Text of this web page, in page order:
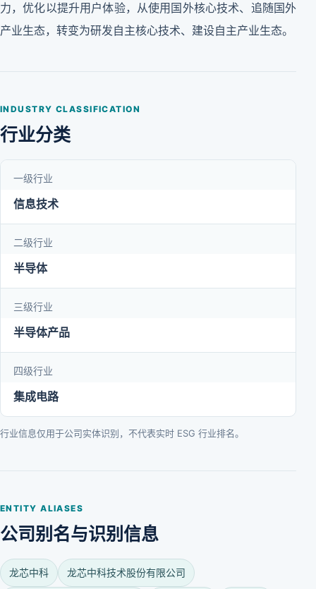
力，优化以提升用户体验，从使用国外核心技术、追随国外
产业生态，转变为研发自主核心技术、建设自主产业生态。
INDUSTRY CLASSIFICATION
行业分类
一级行业
信息技术
二级行业
半导体
三级行业
半导体产品
四级行业
集成电路
行业信息仅用于公司实体识别，不代表实时 ESG 行业排名。
ENTITY ALIASES
公司别名与识别信息
龙芯中科 龙芯中科技术股份有限公司